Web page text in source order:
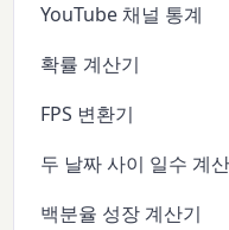
YouTube 채널 통계
확률 계산기
FPS 변환기
두 날짜 사이 일수 계
백분율 성장 계산기